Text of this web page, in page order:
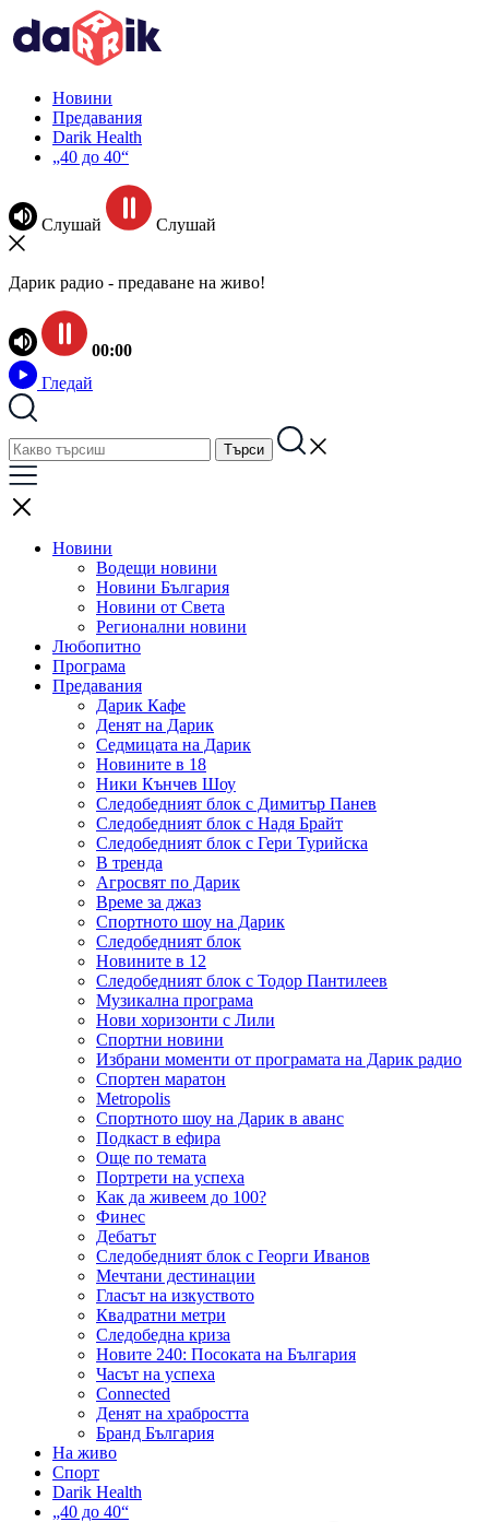
Новини
Предавания
Darik Health
„40 до 40“
Слушай Слушай
Дарик радио - предаване на живо!
00:00
Гледай
Новини
Водещи новини
Новини България
Новини от Света
Регионални новини
Любопитно
Програма
Предавания
Дарик Кафе
Денят на Дарик
Седмицата на Дарик
Новините в 18
Ники Кънчев Шоу
Следобедният блок с Димитър Панев
Следобедният блок с Надя Брайт
Следобедният блок с Гери Турийска
В тренда
Агросвят по Дарик
Време за джаз
Спортното шоу на Дарик
Следобедният блок
Новините в 12
Следобедният блок с Тодор Пантилеев
Музикална програма
Нови хоризонти с Лили
Спортни новини
Избрани моменти от програмата на Дарик радио
Спортен маратон
Metropolis
Спортното шоу на Дарик в аванс
Подкаст в ефира
Още по темата
Портрети на успеха
Как да живеем до 100?
Финес
Дебатът
Следобедният блок с Георги Иванов
Мечтани дестинации
Гласът на изкуството
Квадратни метри
Следобедна криза
Новите 240: Посоката на България
Часът на успеха
Connected
Денят на храбростта
Бранд България
На живо
Спорт
Darik Health
„40 до 40“